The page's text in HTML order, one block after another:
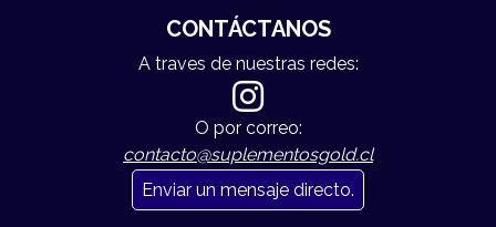
CONTÁCTANOS
A traves de nuestras redes:
O por correo:
contacto@suplementosgold.cl
Enviar un mensaje directo.